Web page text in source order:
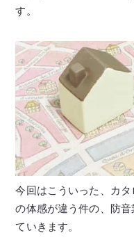
す。
今回はこういった、カ
の体感が違う件の、防
ていきます。